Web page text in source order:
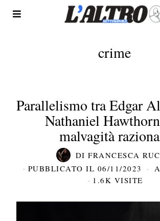
crime
Parallelismo tra Edgar
Nathaniel
malvagità
DIFRANCESCA
PUBBLICATO IL 06/11/2023
1.6K VISITE